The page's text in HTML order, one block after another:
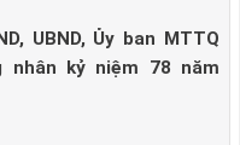
UBND, Ủy ban MTTQ
nhân kỷ niệm 78 năm